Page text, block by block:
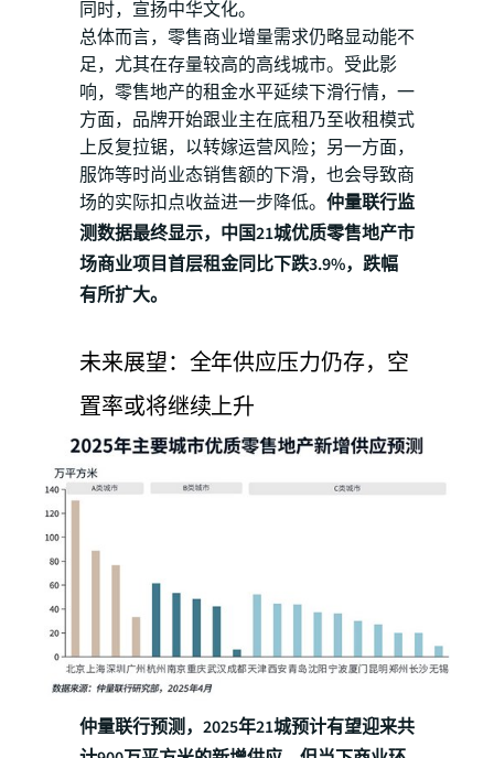
同时，宣扬中华文化。
总体而言，零售商业增量需求仍略显动能不
足，尤其在存量较高的高线城市。受此影
响，零售地产的租金水平延续下滑行情，一
方面，品牌开始跟业主在底租乃至收租模式
上反复拉锯，以转嫁运营风险；另一方面，
服饰等时尚业态销售额的下滑，也会导致商
场的实际扣点收益进一步降低。 仲量联行监
测数据最终显示，中国21城优质零售地产市
场商业项目首层租金同比下跌3.9%，跌幅
有所扩大。
未来展望：全年供应压力仍存，空
置率或将继续上升
仲量联行预测，2025年21城预计有望迎来共